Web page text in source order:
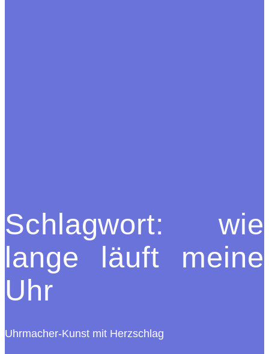
Schlagwort:wie
lange läuft meine
Uhr
Uhrmacher-Kunst mit Herzschlag